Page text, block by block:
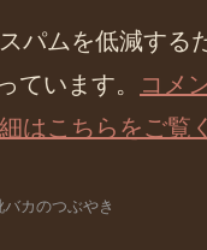
パムを低減する
ています。
コメ
はこちらをご覧
バカのつぶやき